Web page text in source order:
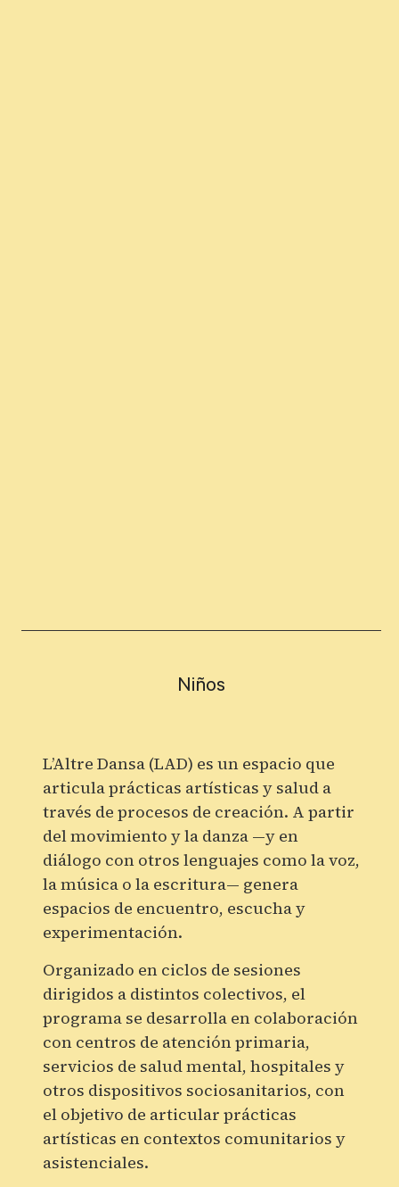
Niños
L’Altre Dansa (LAD) es un espacio que
articula prácticas artísticas y salud a
través de procesos de creación. A partir
del movimiento y la danza —y en
diálogo con otros lenguajes como la voz,
la música o la escritura— genera
espacios de encuentro, escucha y
experimentación.
Organizado en ciclos de sesiones
dirigidos a distintos colectivos, el
programa se desarrolla en colaboración
con centros de atención primaria,
servicios de salud mental, hospitales y
otros dispositivos sociosanitarios, con
el objetivo de articular prácticas
artísticas en contextos comunitarios y
asistenciales.